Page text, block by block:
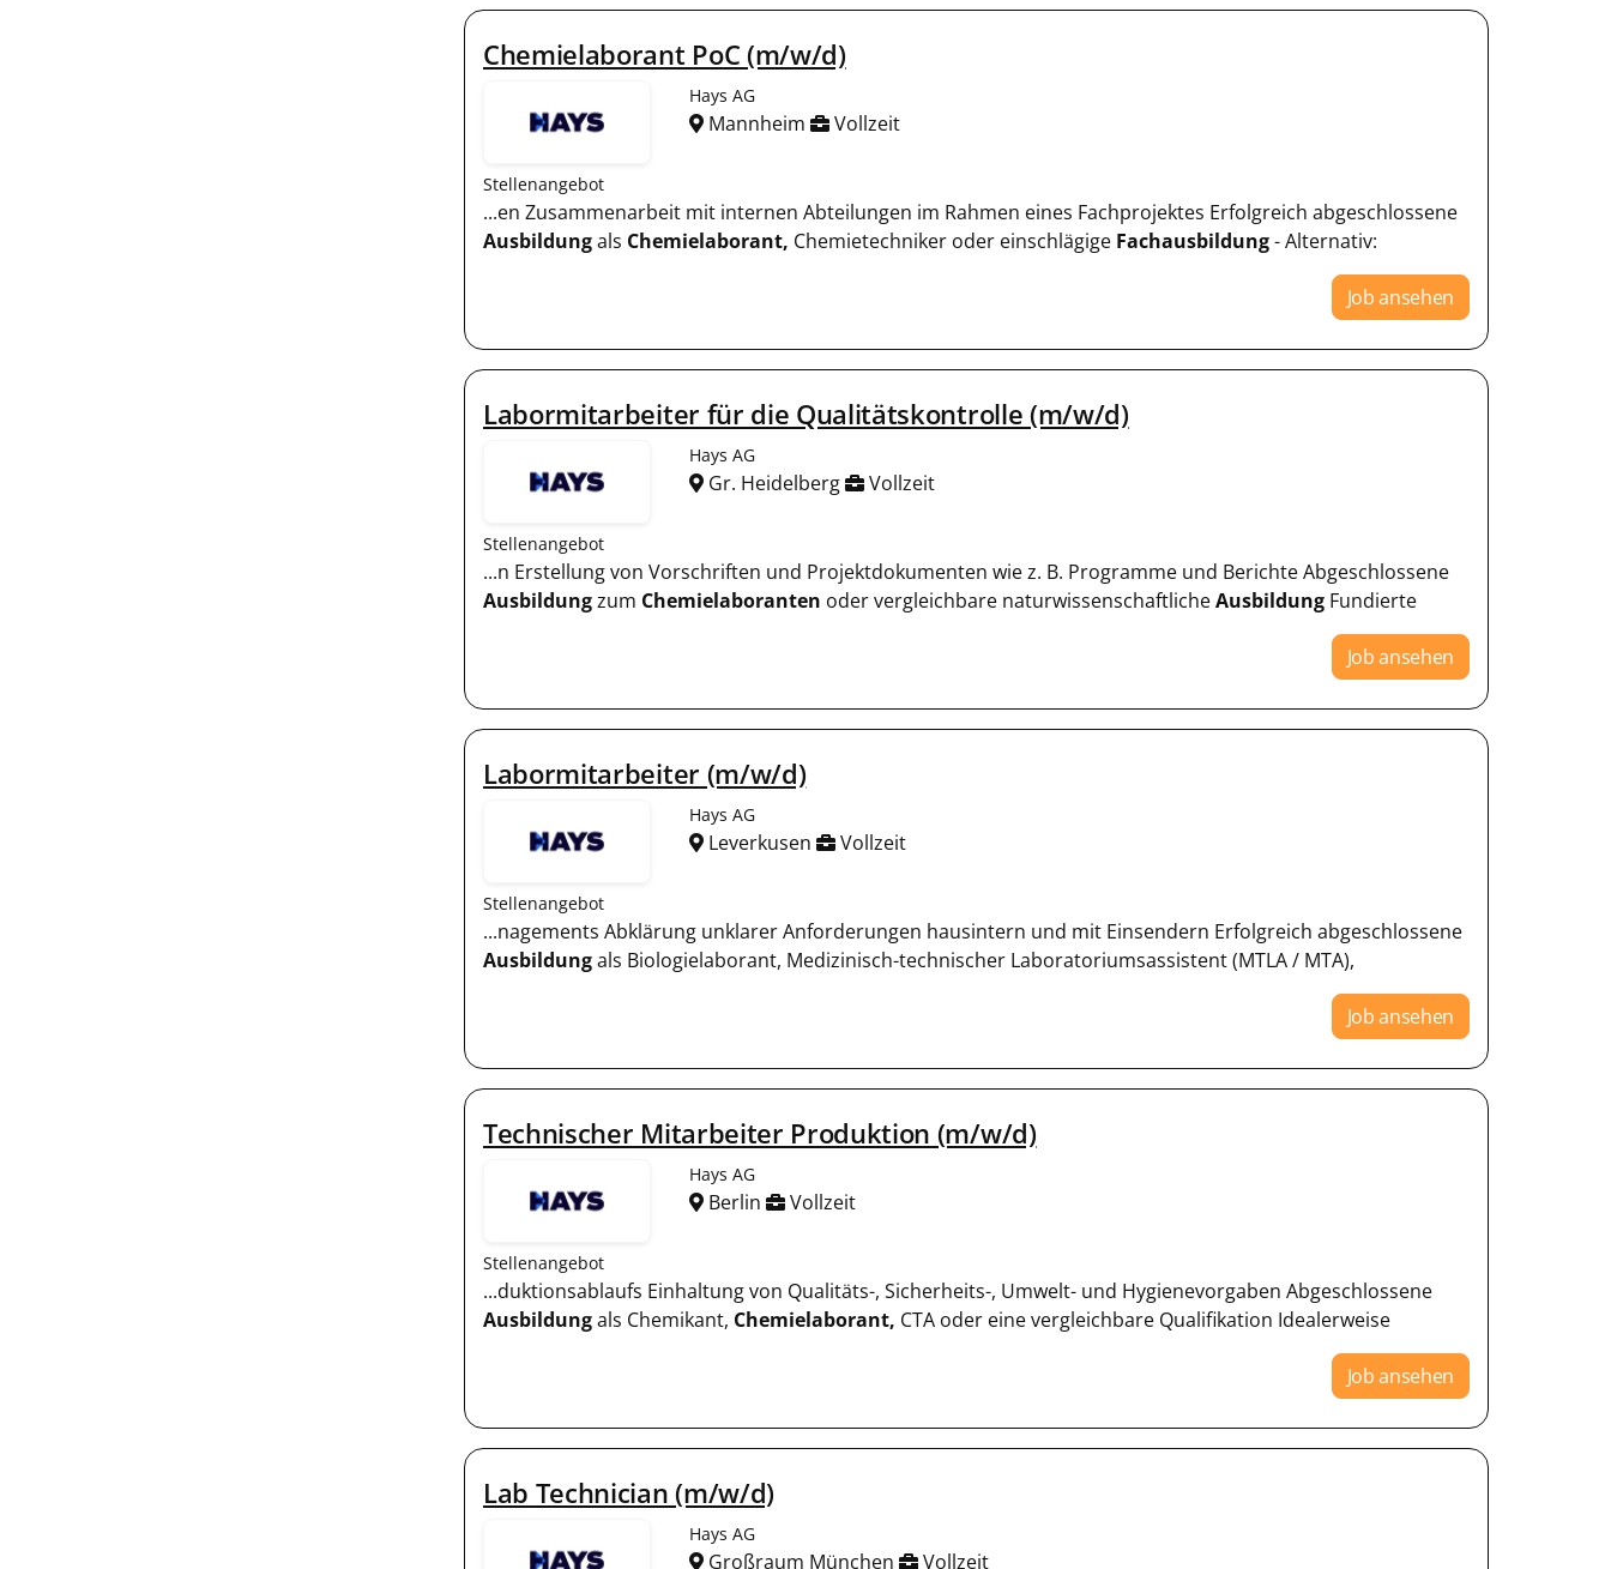
Chemielaborant PoC (m/w/d)
Hays AG
Mannheim Vollzeit
Stellenangebot
...en Zusammenarbeit mit internen Abteilungen im Rahmen eines Fachprojektes Erfolgreich abgeschlossene
Ausbildungals Chemielaborant, Chemietechniker oder einschlägige Fachausbildung- Alternativ:
Job ansehen
Labormitarbeiter für die Qualitätskontrolle (m/w/d)
Hays AG
Gr. Heidelberg Vollzeit
Stellenangebot
...n Erstellung von Vorschriften und Projektdokumenten wie z. B. Programme und Berichte Abgeschlossene
Ausbildungzum Chemielaboranten oder vergleichbare naturwissenschaftlicheAusbildung Fundierte
Job ansehen
Labormitarbeiter (m/w/d)
Hays AG
Leverkusen Vollzeit
Stellenangebot
...nagements Abklärung unklarer Anforderungen hausintern und mit Einsendern Erfolgreich abgeschlossene
Ausbildungals Biologielaborant, Medizinisch-technischer Laboratoriumsassistent (MTLA / MTA),
Job ansehen
Technischer Mitarbeiter Produktion (m/w/d)
Hays AG
Berlin Vollzeit
Stellenangebot
...duktionsablaufs Einhaltung von Qualitäts-, Sicherheits-, Umwelt- und Hygienevorgaben Abgeschlossene
Ausbildungals Chemikant, Chemielaborant, CTA oder eine vergleichbare Qualifikation Idealerweise
Job ansehen
Lab Technician (m/w/d)
Hays AG
Großraum München Vollzeit